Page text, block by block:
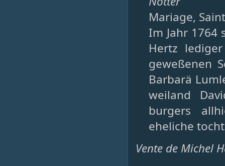
Mariage,
Im Jahr 1764
Hertz
geweßenen
Barbarä
weiland
burgers
eheliche
Vente de Michel